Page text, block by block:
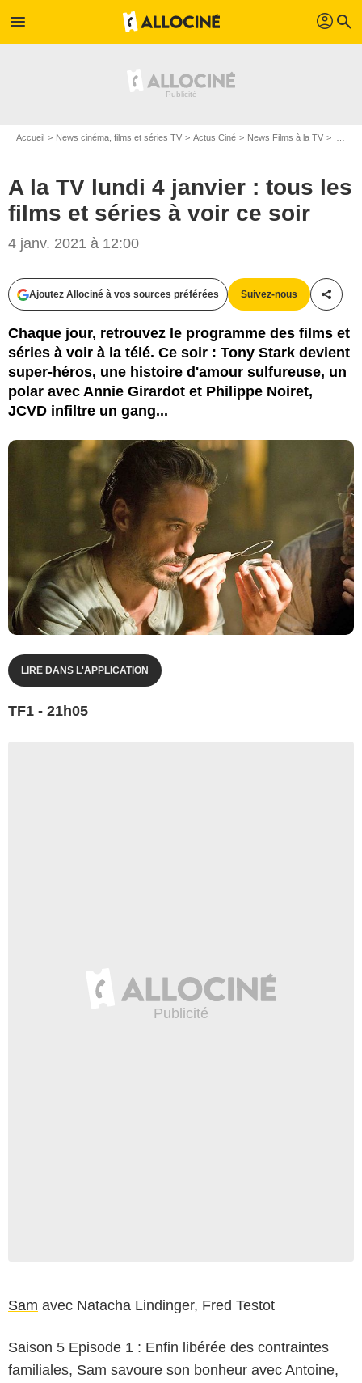
menu profil search
Accueil News cinéma, films et séries TV Actus Ciné News Films à la TV
A la TV lundi 4 janvier : tous les
films et séries à voir ce soir
4 janv. 2021 à 12:00
Ajoutez Allociné à vos sources préférées Suivez-nous
Chaque jour, retrouvez le programme des films et
séries à voir à la télé. Ce soir : Tony Stark devient
super-héros, une histoire d'amour sulfureuse, un
polar avec Annie Girardot et Philippe Noiret,
JCVD infiltre un gang...
LIRE DANS L'APPLICATION
TF1 - 21h05
Sam avec Natacha Lindinger, Fred Testot
Saison 5 Episode 1 : Enfin libérée des contraintes
familiales, Sam savoure son bonheur avec Antoine,